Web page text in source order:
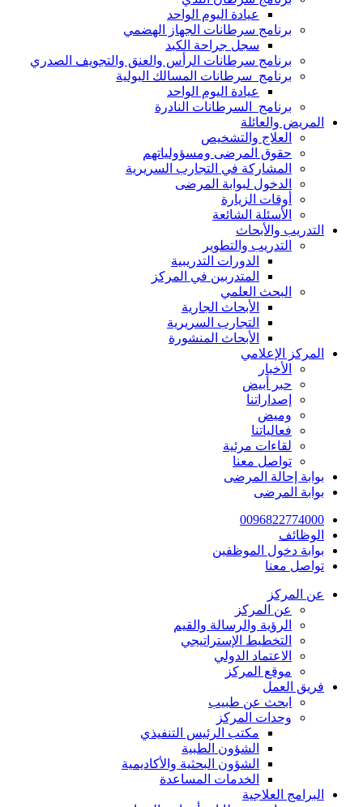
عيادة اليوم الواحد
برنامج سرطانات الجهاز الهضمي
سجل جراحة الكبد
برنامج سرطانات الرأس والعنق والتجويف الصدري
برنامج سرطانات المسالك البولية
عيادة اليوم الواحد
برنامج السرطانات النادرة
المريض والعائلة
العلاج والتشخيص
حقوق المرضى ومسؤولياتهم
المشاركة في التجارب السريرية
الدخول لبوابة المرضى
أوقات الزيارة
الأسئلة الشائعة
التدريب والأبحاث
التدريب والتطوير
الدورات التدريبية
المتدربين في المركز
البحث العلمي
الأبحاث الجارية
التجارب السريرية
الأبحاث المنشورة
المركز الإعلامي
الأخبار
حبر أبيض
إصداراتنا
وميض
فعالياتنا
لقاءات مرئية
تواصل معنا
بوابة إحالة المرضى
بوابة المرضى
0096822774000
الوظائف
بوابة دخول الموظفين
تواصل معنا
عن المركز
عن المركز
الرؤية والرسالة والقيم
التخطيط الإستراتيجي
الاعتماد الدولي
موقع المركز
فريق العمل
ابحث عن طبيب
وحدات المركز
مكتب الرئيس التنفيذي
الشؤون الطبية
الشؤون البحثية والأكاديمية
الخدمات المساعدة
البرامج العلاجية